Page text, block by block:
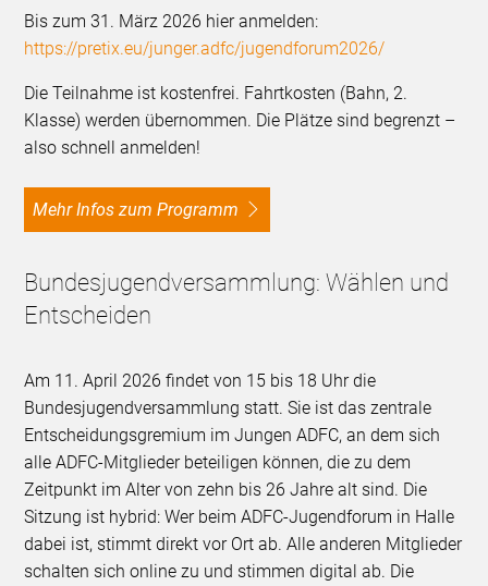
Bis zum 31. März 2026 hier anmelden:
https://pretix.eu/junger.adfc/jugendforum2026/
Die Teilnahme ist kostenfrei. Fahrtkosten (Bahn, 2.
Klasse) werden übernommen. Die Plätze sind begrenzt –
also schnell anmelden!
Mehr Infos zum Programm
Bundesjugendversammlung: Wählen und
Entscheiden
Am 11. April 2026 findet von 15 bis 18 Uhr die
Bundesjugendversammlung statt. Sie ist das zentrale
Entscheidungsgremium im Jungen ADFC, an dem sich
alle ADFC-Mitglieder beteiligen können, die zu dem
Zeitpunkt im Alter von zehn bis 26 Jahre alt sind. Die
Sitzung ist hybrid: Wer beim ADFC-Jugendforum in Halle
dabei ist, stimmt direkt vor Ort ab. Alle anderen Mitglieder
schalten sich online zu und stimmen digital ab. Die